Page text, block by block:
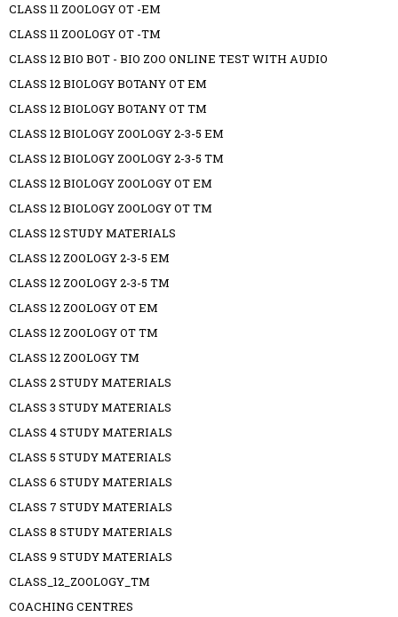
CLASS 11 ZOOLOGY OT -EM
CLASS 11 ZOOLOGY OT -TM
CLASS 12 BIO BOT - BIO ZOO ONLINE TEST WITH AUDIO
CLASS 12 BIOLOGY BOTANY OT EM
CLASS 12 BIOLOGY BOTANY OT TM
CLASS 12 BIOLOGY ZOOLOGY 2-3-5 EM
CLASS 12 BIOLOGY ZOOLOGY 2-3-5 TM
CLASS 12 BIOLOGY ZOOLOGY OT EM
CLASS 12 BIOLOGY ZOOLOGY OT TM
CLASS 12 STUDY MATERIALS
CLASS 12 ZOOLOGY 2-3-5 EM
CLASS 12 ZOOLOGY 2-3-5 TM
CLASS 12 ZOOLOGY OT EM
CLASS 12 ZOOLOGY OT TM
CLASS 12 ZOOLOGY TM
CLASS 2 STUDY MATERIALS
CLASS 3 STUDY MATERIALS
CLASS 4 STUDY MATERIALS
CLASS 5 STUDY MATERIALS
CLASS 6 STUDY MATERIALS
CLASS 7 STUDY MATERIALS
CLASS 8 STUDY MATERIALS
CLASS 9 STUDY MATERIALS
CLASS_12_ZOOLOGY_TM
COACHING CENTRES